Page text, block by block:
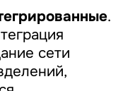
.
сети